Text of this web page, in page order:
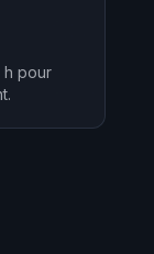
h pour